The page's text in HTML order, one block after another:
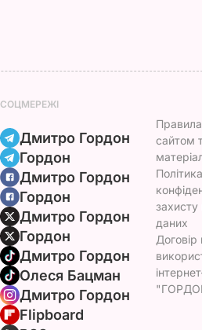
СОЦМЕРЕЖІ
Дмитро Гордон
Гордон
Дмитро Гордон
Гордон
Дмитро Гордон
Гордон
Дмитро Гордон
Олеся Бацман
Дмитро Гордон
Flipboard
сайтом
Політика
даних